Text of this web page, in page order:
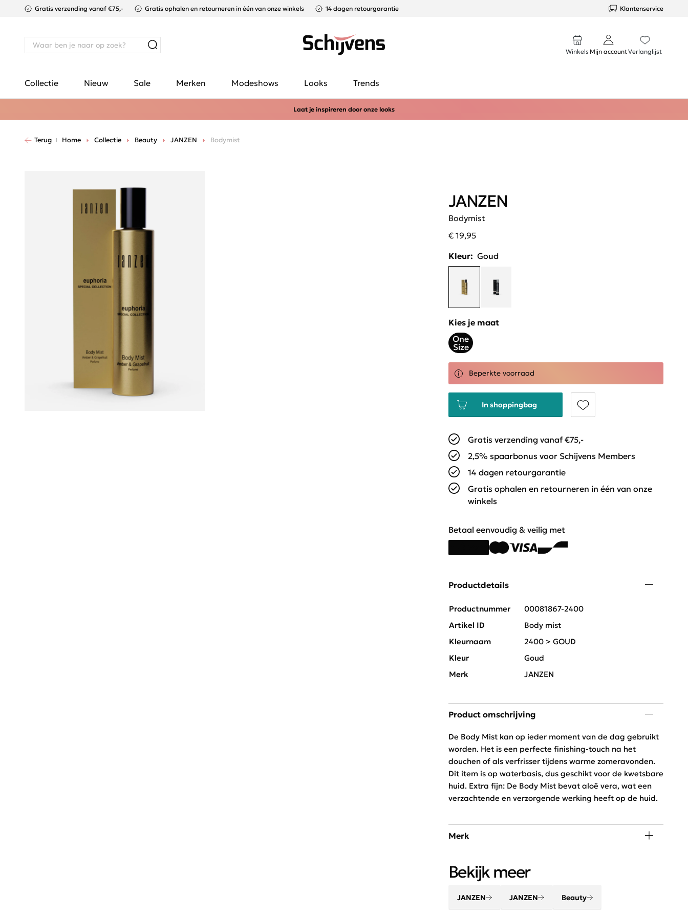
Gratis verzending vanaf €75,- Gratis ophalen en retourneren in één van onze winkels 14 dagen retourgarantie Klantenservice
Winkels Mijn accountVerlanglijst
Collectie Nieuw Sale Merken Modeshows Looks Trends
Laat je inspireren door onze looks
Terug Home Collectie Beauty JANZEN Bodymist
Bodymist
JANZEN
€ 19,95
Kleur: Goud
Kies je maat
One
Size
Beperkte voorraad
In shoppingbag
Gratis verzending vanaf €75,-
2,5% spaarbonus voor Schijvens Members
14 dagen retourgarantie
Gratis ophalen en retourneren in één van onze
winkels
Betaal eenvoudig & veilig met
Productdetails
Productnummer
00081867-2400
Artikel ID
Body mist
Kleurnaam
2400 > GOUD
Kleur
Goud
Merk
JANZEN
Product omschrijving
De Body Mist kan op ieder moment van de dag gebruikt
worden. Het is een perfecte finishing-touch na het
douchen of als verfrisser tijdens warme zomeravonden.
Dit item is op waterbasis, dus geschikt voor de kwetsbare
huid. Extra fijn: De Body Mist bevat aloë vera, wat een
verzachtende en verzorgende werking heeft op de huid.
Merk
producten van JANZEN. Maak van je huis een thuis met
jouw favoriete huisparfum. Creëer een gevoel van
thuiskomen.
Bekijk meer
JANZEN JANZEN Beauty